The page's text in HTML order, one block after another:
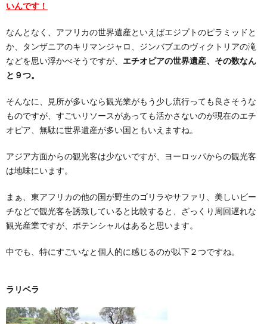
いんです！
なんとなく、アフリカの世界遺産といえばエジプトのピラミッドと
か、タンザニアのキリマンジャロ、ジンバブエのヴィクトリアの滝
などを思い浮かべそうですが、 エチオピアの世界遺産、その数なん
と９つ。
そんなに、見所が多いなら観光業がもう少し流行っても良さそうな
ものですが、すごいリソースがあっても活かさないのが現在のエチ
オピア、無駄に世界遺産が多い国ともいえますね。
アジア方面からの観光客は少ないですが、ヨーロッパからの観光客
は地味にいます。
まぁ、東アフリカの他の国が野生のゴリラやサファリ、美しいビー
チなどで観光客を誘致していると比較すると、ざっくり周回遅れな
観光産業ですが、ポテンシャルはあると思います。
中でも、特にすごいなと個人的に感じるのが以下２つですね。
ラリベラ